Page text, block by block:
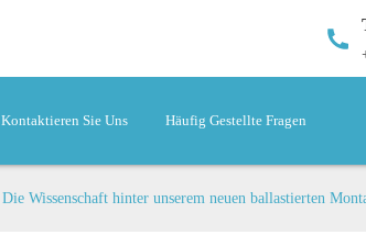
Kontaktieren Sie Uns Häufig Gestellte Fragen
Wissenschaft hinter unserem neuen ballastierten